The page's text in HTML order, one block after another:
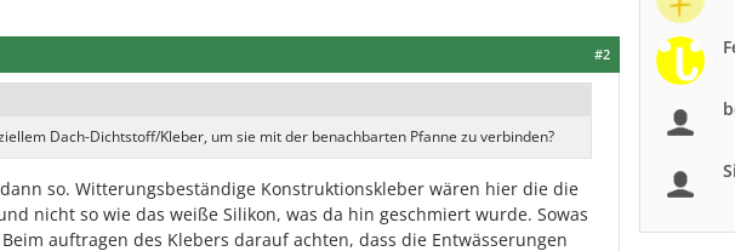
#2
Dach-Dichtstoff/Kleber, um sie mit der benachbarten Pfanne zu verbinden?
so. Witterungsbeständige Konstruktionskleber wären hier die die
nicht so wie das weiße Silikon, was da hin geschmiert wurde. Sowas
auftragen des Klebers darauf achten, dass die Entwässerungen